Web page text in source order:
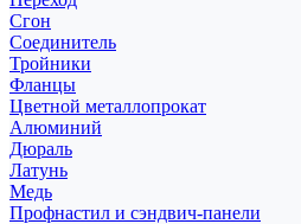
Сгон
Соединитель
Тройники
Фланцы
Цветной металлопрокат
Алюминий
Дюраль
Латунь
Медь
Профнастил и сэндвич-панели